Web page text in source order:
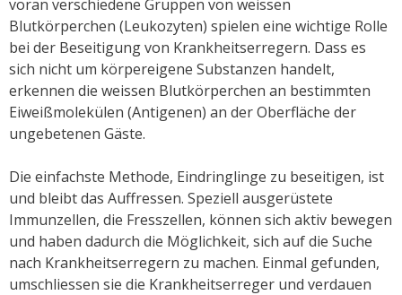
voran verschiedene Gruppen von weissen
Blutkörperchen (Leukozyten) spielen eine wichtige Rolle
bei der Beseitigung von Krankheitserregern. Dass es
sich nicht um körpereigene Substanzen handelt,
erkennen die weissen Blutkörperchen an bestimmten
Eiweißmolekülen (Antigenen) an der Oberfläche der
ungebetenen Gäste.
Die einfachste Methode, Eindringlinge zu beseitigen, ist
und bleibt das Auffressen. Speziell ausgerüstete
Immunzellen, die Fresszellen, können sich aktiv bewegen
und haben dadurch die Möglichkeit, sich auf die Suche
nach Krankheitserregern zu machen. Einmal gefunden,
umschliessen sie die Krankheitserreger und verdauen